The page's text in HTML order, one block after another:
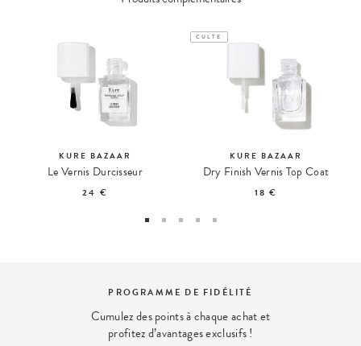
KURE BAZAAR
Le Vernis Durcisseur
24 €
CULTE
KURE BAZAAR
Dry Finish Vernis Top Coat
18 €
PROGRAMME DE FIDÉLITÉ
Cumulez des points à chaque achat et
profitez d’avantages exclusifs !